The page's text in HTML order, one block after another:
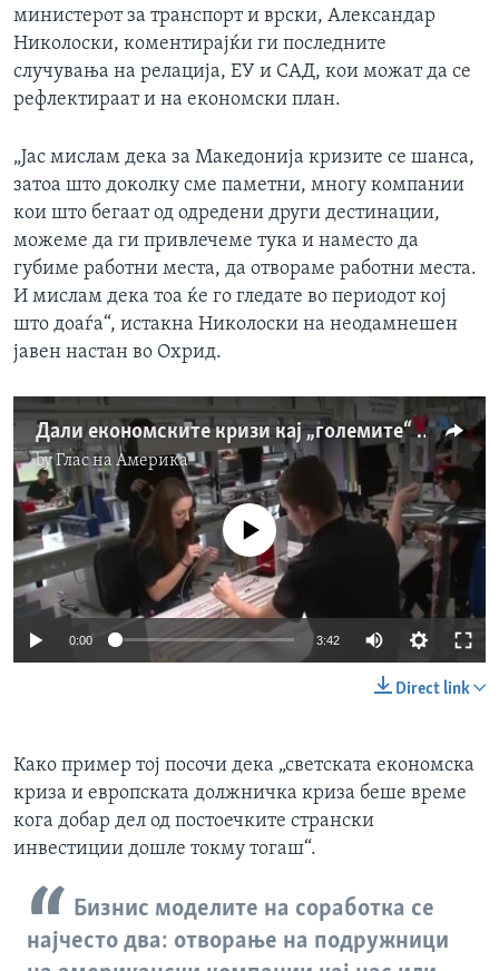
министерот за транспорт и врски, Александар
Николоски, коментирајќи ги последните
случувања на релација, ЕУ и САД, кои можат да се
рефлектираат и на економски план.
„Јас мислам дека за Македонија кризите се шанса,
затоа што доколку сме паметни, многу компании
кои што бегаат од одредени други дестинации,
можеме да ги привлечеме тука и наместо да
губиме работни места, да отвораме работни места.
И мислам дека тоа ќе го гледате во периодот кој
што доаѓа“, истакна Николоски на неодамнешен
јавен настан во Охрид.
Дали економските кризи кај „големите“ се шанса за инвестиции во Северна Македонија?
byГлас на Америка
720p 1080p
No media source currently available
0:00 3:42
240p
720p
Direct link
Како пример тој посочи дека „светската економска
криза и европската должничка криза беше време
кога добар дел од постоечките странски
инвестиции дошле токму тогаш“.
Бизнис моделите на соработка се
најчесто два: отворање на подружници